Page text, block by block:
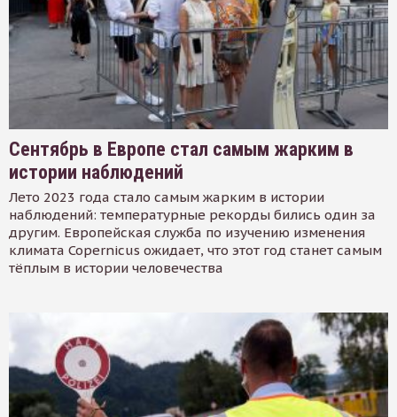
Сентябрь в Европе стал самым жарким в
истории наблюдений
Лето 2023 года стало самым жарким в истории
наблюдений: температурные рекорды бились один за
другим. Европейская служба по изучению изменения
климата Copernicus ожидает, что этот год станет самым
тёплым в истории человечества